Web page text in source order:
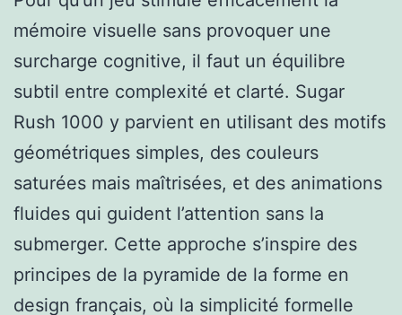
mémoire visuelle sans provoquer une
surcharge cognitive, il faut un équilibre
subtil entre complexité et clarté. Sugar
Rush 1000 y parvient en utilisant des motifs
géométriques simples, des couleurs
saturées mais maîtrisées, et des animations
fluides qui guident l’attention sans la
submerger. Cette approche s’inspire des
principes de la pyramide de la forme en
design français, où la simplicité formelle